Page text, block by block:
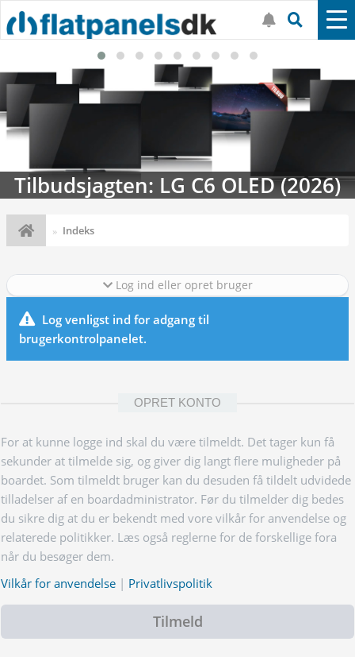
Tilbudsjagten: LG C6 OLED (2026)
Indeks
Log ind eller opret bruger
Log venligst ind for adgang til
brugerkontrolpanelet.
OPRET KONTO
For at kunne logge ind skal du være tilmeldt. Det tager kun få
sekunder at tilmelde sig, og giver dig langt flere muligheder på
boardet. Som tilmeldt bruger kan du desuden få tildelt udvidede
tilladelser af en boardadministrator. Før du tilmelder dig bedes
du sikre dig at du er bekendt med vore vilkår for anvendelse og
relaterede politikker. Læs også reglerne for de forskellige fora
når du besøger dem.
Vilkår for anvendelse | Privatlivspolitik
Tilmeld